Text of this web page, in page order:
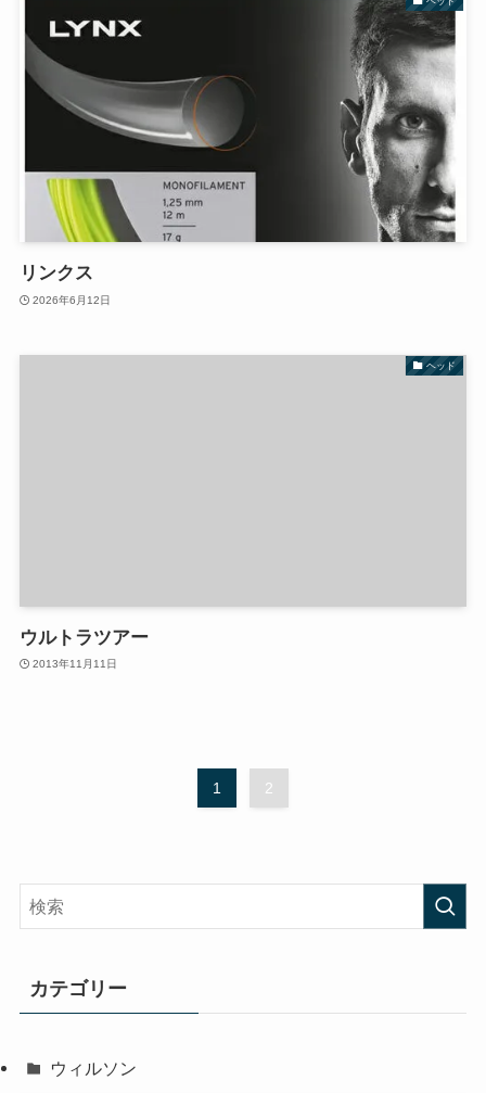
リンクス
2026年6月12日
ヘッド
ウルトラツアー
2013年11月11日
1 2
カテゴリー
ウィルソン